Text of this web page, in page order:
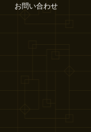
お問い合わせ